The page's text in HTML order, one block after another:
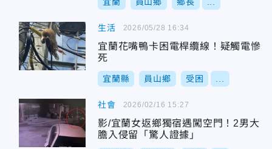
生活
宜蘭花嘴鴨卡困電桿纜線！疑觸電慘
死
宜蘭縣 員山鄉 受困
2026/05/28 16:34
社會
影/宜蘭女返鄉獨宿遇闖空門！2男大
膽入侵留「驚人證據」
2026/02/16 15:27